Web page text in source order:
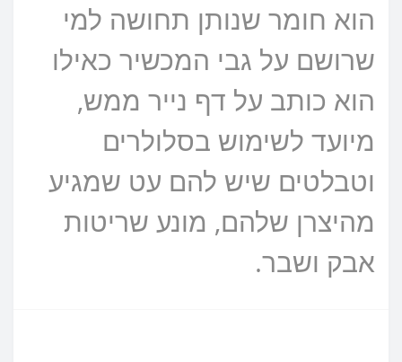
הוא חומר שנותן תחושה למי
שרושם על גבי המכשיר כאילו
הוא כותב על דף נייר ממש,
מיועד לשימוש בסלולרים
וטבלטים שיש להם עט שמגיע
מהיצרן שלהם, מונע שריטות
אבק ושבר.